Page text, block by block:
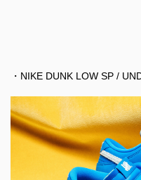
・NIKE DUNK LOW SP /